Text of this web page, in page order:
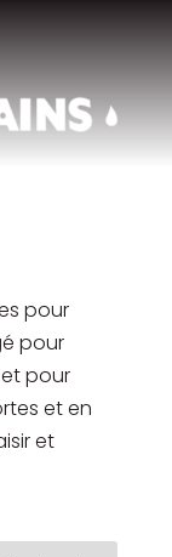
pour
pour
pour
et en
et